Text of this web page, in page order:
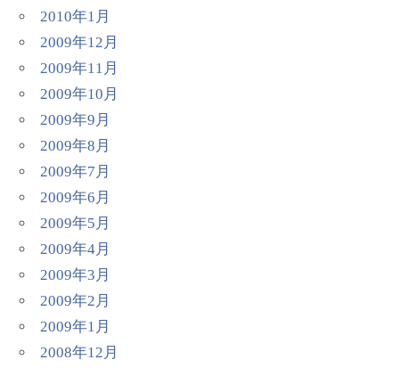
2010年1月
2009年12月
2009年11月
2009年10月
2009年9月
2009年8月
2009年7月
2009年6月
2009年5月
2009年4月
2009年3月
2009年2月
2009年1月
2008年12月